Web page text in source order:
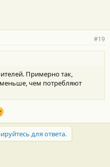
#19
Примерно так,
меньше, чем потребляют
для ответа.
почта